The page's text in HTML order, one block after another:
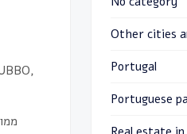
Other cities
Portugal
Portuguese